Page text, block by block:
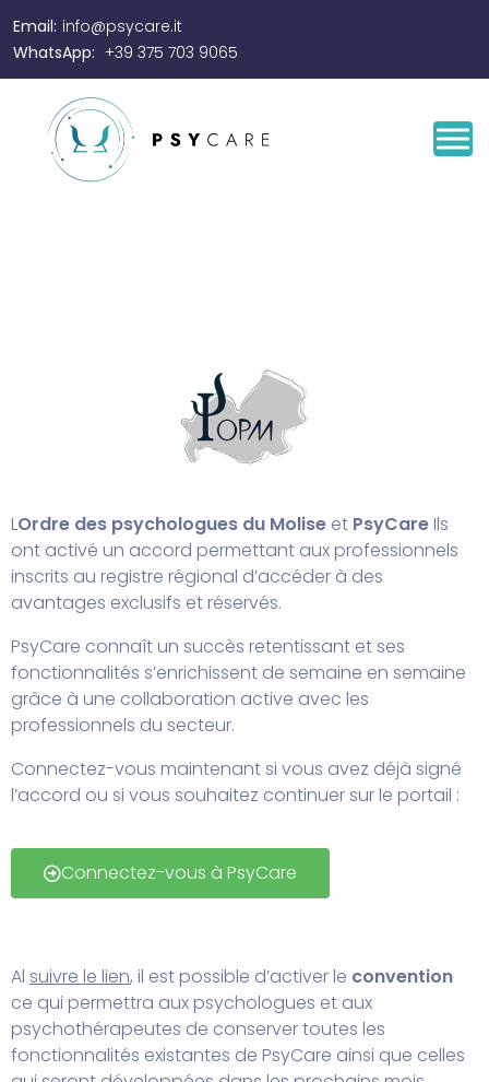
Email: info@psycare.it
WhatsApp: +39 375 703 9065
LOrdre des psychologues du Molise et PsyCareIls
ont activé un accord permettant aux professionnels
inscrits au registre régional d’accéder à des
avantages exclusifs et réservés.
PsyCare connaît un succès retentissant et ses
fonctionnalités s’enrichissent de semaine en semaine
grâce à une collaboration active avec les
professionnels du secteur.
Connectez-vous maintenant si vous avez déjà signé
l’accord ou si vous souhaitez continuer sur le portail :
Connectez-vous à PsyCare
Al suivre le lien, il est possible d’activer le convention
ce qui permettra aux psychologues et aux
psychothérapeutes de conserver toutes les
fonctionnalités existantes de PsyCare ainsi que celles